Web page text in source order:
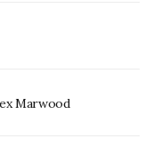
Marwood